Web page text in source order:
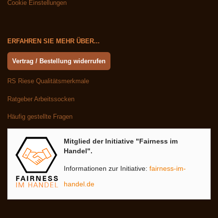
Cookie Einstellungen
ERFAHREN SIE MEHR ÜBER...
Vertrag / Bestellung widerrufen
RS Riese Qualitätsmerkmale
Ratgeber Arbeitssocken
Häufig gestellte Fragen
Mitglied der Initiative "Fairness im
Handel".
Informationen zur Initiative: fairness-im-
handel.de